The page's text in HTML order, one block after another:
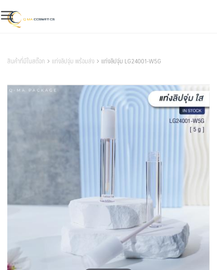
to
content
สินค้าที่มีในสต๊อก แท่งลิปจุ่ม พร้อมส่ง แท่งลิปจุ่ม LG24001-W5G